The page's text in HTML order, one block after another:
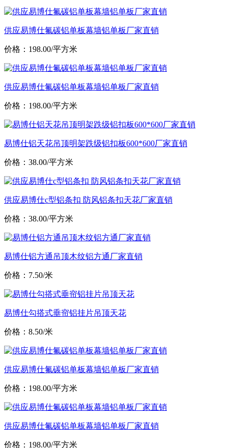
供应易博仕氟碳铝单板幕墙铝单板厂家直销
价格：198.00/平方米
供应易博仕氟碳铝单板幕墙铝单板厂家直销
价格：198.00/平方米
易博仕铝天花吊顶明架跌级铝扣板600*600厂家直销
价格：38.00/平方米
供应易博仕c型铝条扣 防风铝条扣天花厂家直销
价格：38.00/平方米
易博仕铝方通吊顶木纹铝方通厂家直销
价格：7.50/米
易博仕勾搭式垂帘铝挂片吊顶天花
价格：8.50/米
供应易博仕氟碳铝单板幕墙铝单板厂家直销
价格：198.00/平方米
供应易博仕氟碳铝单板幕墙铝单板厂家直销
价格：198.00/平方米